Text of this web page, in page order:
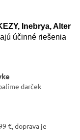
Inebrya, Alter
účinné riešenia
darček
€, doprava je